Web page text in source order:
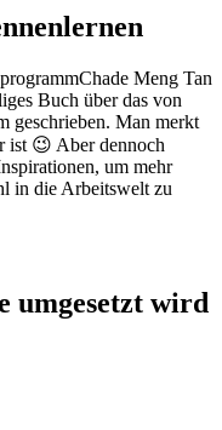
Chade Meng Tan
Buch über das von
geschrieben. Man merkt
ist 😉 Aber dennoch
um mehr
in die Arbeitswelt zu
umgesetzt wird